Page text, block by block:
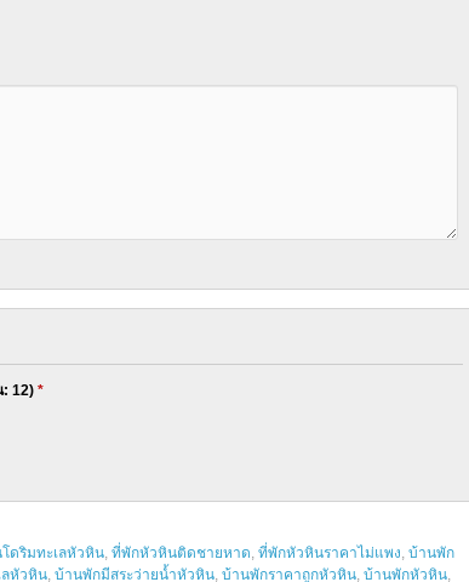
: 12) *
ดริมทะเลหัวหิน, ที่พักหัวหินติดชายหาด, ที่พักหัวหินราคาไม่แพง, บ้านพัก
หัวหิน, บ้านพักมีสระว่ายน้ำหัวหิน, บ้านพักราคาถูกหัวหิน, บ้านพักหัวหิน,